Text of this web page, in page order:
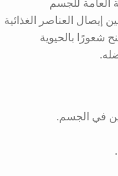
العامة للجسم
إيصال العناصر الغذائية
شعورًا بالحيوية
في الجسم.